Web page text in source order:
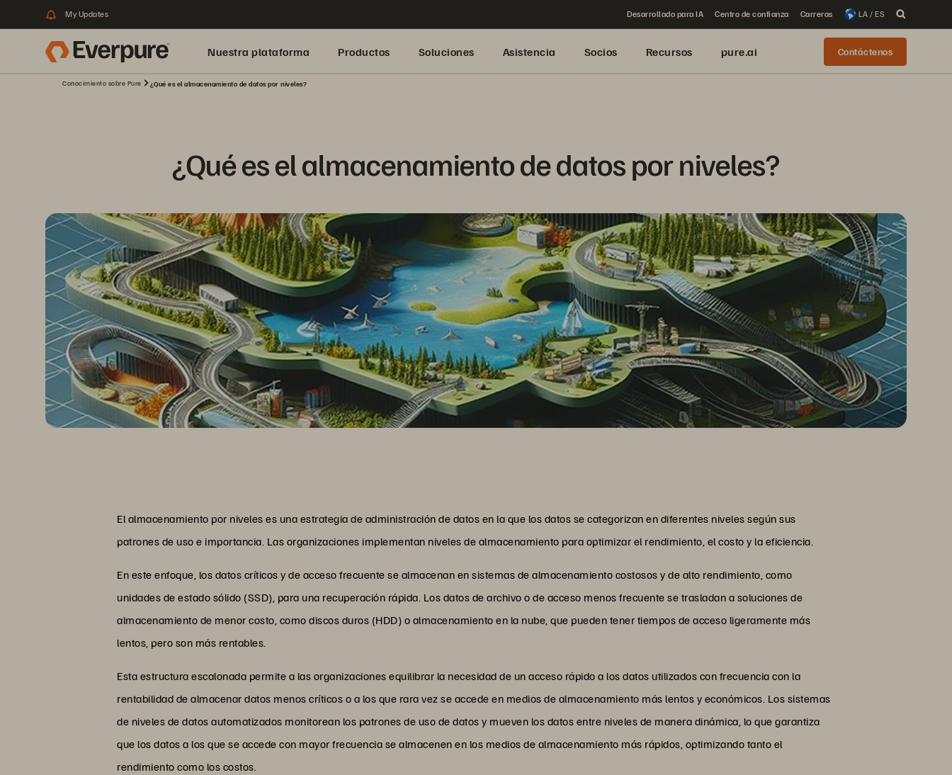
My Updates Desarrollado para IA Centro de confianza Carreras LA / ES
Nuestra plataforma Productos Soluciones Asistencia Socios Recursos pure.ai Contáctenos
Conocimiento sobre Pure ¿Qué es el almacenamiento de datos por niveles?
¿Qué es el almacenamiento de datos por niveles?
El almacenamiento por niveles es una estrategia de administración de datos en la que los datos se categorizan en diferentes niveles según sus
patrones de uso e importancia. Las organizaciones implementan niveles de almacenamiento para optimizar el rendimiento, el costo y la eficiencia.
En este enfoque, los datos críticos y de acceso frecuente se almacenan en sistemas de almacenamiento costosos y de alto rendimiento, como
unidades de estado sólido (SSD), para una recuperación rápida. Los datos de archivo o de acceso menos frecuente se trasladan a soluciones de
almacenamiento de menor costo, como discos duros (HDD) o almacenamiento en la nube, que pueden tener tiempos de acceso ligeramente más
lentos, pero son más rentables.
Esta estructura escalonada permite a las organizaciones equilibrar la necesidad de un acceso rápido a los datos utilizados con frecuencia con la
rentabilidad de almacenar datos menos críticos o a los que rara vez se accede en medios de almacenamiento más lentos y económicos. Los sistemas
de niveles de datos automatizados monitorean los patrones de uso de datos y mueven los datos entre niveles de manera dinámica, lo que garantiza
que los datos a los que se accede con mayor frecuencia se almacenen en los medios de almacenamiento más rápidos, optimizando tanto el
rendimiento como los costos.